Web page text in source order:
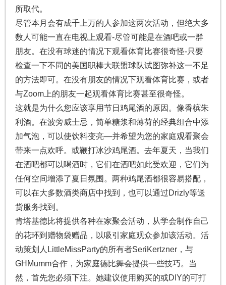
所取代。
尽管本月会有成千上万的人参加这两次活动，但绝大多
数人可能一直在电视上观看-尽管可能是在酒吧或一群
朋友。在没有球迷的情况下观看体育比赛很奇怪-只要
检查一下不同的美国职棒大联盟球队试图弥补这一不足
的方法即可。在没有朋友的情况下观看体育比赛，或者
与Zoom上的朋友一起观看体育比赛甚至很奇怪。
这就是为什么您应该享用节日鸡尾酒的原因。像香槟朱
利酒。在波旁威士忌，简单糖浆和薄荷的经典组合中添
加气泡，可以使饮料变亮—并希望为您的家庭观看聚会
带来一点欢呼。或鞭打冰沙鸡尾酒。去年夏天，当我们
在酒吧都可以喝酒时，它们在酒吧如此受欢迎，它们为
任何空间增添了夏日氛围。两种鸡尾酒都很容易搭配，
可以在大多数酒类商店中找到，也可以通过Drizly等送
货服务找到。
肯塔基德比将提供各种在家聚会活动，从学会制作自己
的花环到赠物袋赠品，以吸引家庭观众参加该活动。活
动策划人LittleMissParty的所有者SeriKertzner，与
GHMumm合作，为家庭德比舞会提供一些技巧。当
然，首先您必须下注。她建议使用购买的或DIY的可打